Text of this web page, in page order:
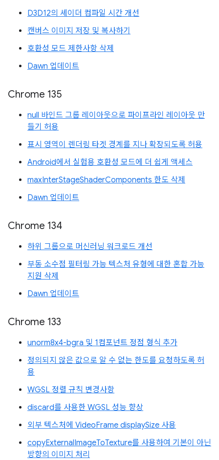
D3D12의 셰이더 컴파일 시간 개선
캔버스 이미지 저장 및 복사하기
호환성 모드 제한사항 삭제
Dawn 업데이트
Chrome 135
null 바인드 그룹 레이아웃으로 파이프라인 레이아웃 만
들기 허용
표시 영역이 렌더링 타겟 경계를 지나 확장되도록 허용
Android에서 실험용 호환성 모드에 더 쉽게 액세스
maxInterStageShaderComponents 한도 삭제
Dawn 업데이트
Chrome 134
하위 그룹으로 머신러닝 워크로드 개선
부동 소수점 필터링 가능 텍스처 유형에 대한 혼합 가능
지원 삭제
Dawn 업데이트
Chrome 133
unorm8x4-bgra 및 1컴포넌트 정점 형식 추가
정의되지 않은 값으로 알 수 없는 한도를 요청하도록 허
용
WGSL 정렬 규칙 변경사항
discard를 사용한 WGSL 성능 향상
외부 텍스처에 VideoFrame displaySize 사용
copyExternalImageToTexture를 사용하여 기본이 아닌
방향의 이미지 처리